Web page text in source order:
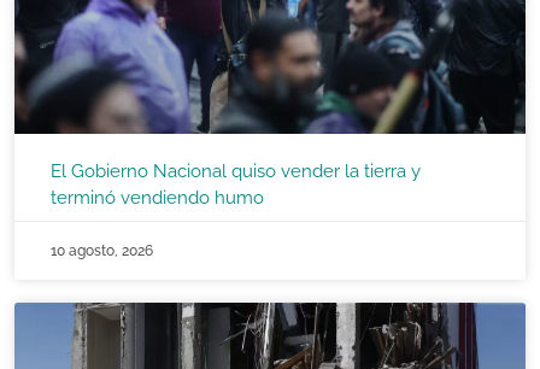
El Gobierno Nacional quiso vender la tierra y
terminó vendiendo humo
10 agosto, 2026